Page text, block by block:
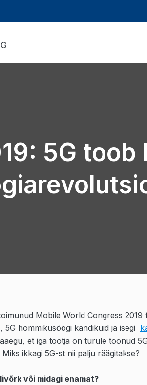
5G toob
Mobile World Congress
5G hommikusöögi kandikuid ja isegi
et iga tootja on turule toonud
ikkagi 5G-st nii palju räägitakse?
või midagi enamat?